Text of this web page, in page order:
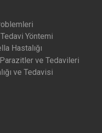
Yöntemi
Hastalığı
ve Tedavileri
ve Tedavisi